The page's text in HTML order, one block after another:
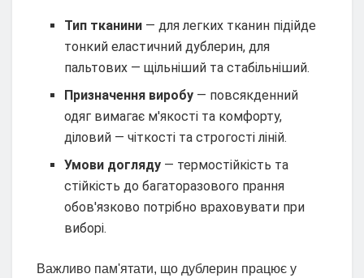
Тип тканини — для легких тканин підійде
тонкий еластичний дублерин, для
пальтових — щільніший та стабільніший.
Призначення виробу — повсякденний
одяг вимагає м'якості та комфорту,
діловий — чіткості та строгості ліній.
Умови догляду — термостійкість та
стійкість до багаторазового прання
обов'язково потрібно враховувати при
виборі.
Важливо пам'ятати, що дублерин працює у